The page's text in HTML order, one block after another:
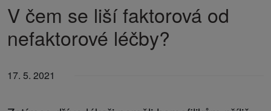
V čem se liší faktorová od
nefaktorové léčby?
17. 5. 2021